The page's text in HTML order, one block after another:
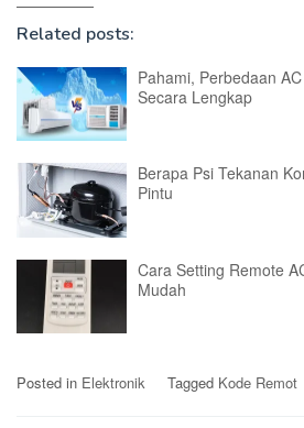
Related posts:
Pahami, Perbedaan
Secara Lengkap
Berapa Psi Tekanan
Pintu
Cara Setting Remote
Mudah
Posted in Elektronik Tagged Kode Remot